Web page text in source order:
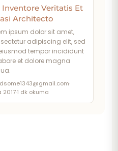
Inventore Veritatis Et
Architecto
ipsum dolor sit amet,
adipiscing elit, sed
tempor incididunt
et dolore magna
·
2017·1 dk okuma